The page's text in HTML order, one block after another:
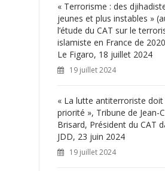
« Terrorisme : des
jeunes et plus instables »
l’étude du CAT sur le
islamiste en France de
Le Figaro, 18 juillet 2024
19 juillet 2024
« La lutte antiterroriste doit
priorité », Tribune de Jean-
Brisard, Président du CAT
JDD, 23 juin 2024
19 juillet 2024